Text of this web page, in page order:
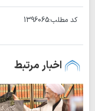
کد مطلب:1396065
اخبار مرتبط